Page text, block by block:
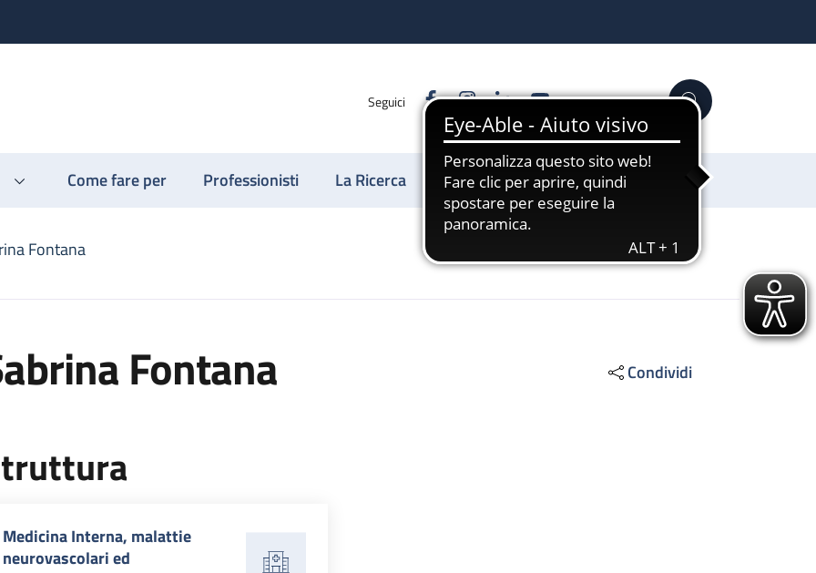
Seguici FacebookInstagram
LinkedinYouTube Cerca
Come fare per Professionisti La Ricerca Sostienici
Fontana
Fontana Condividi
Medicina Interna, malattie
neurovascolari ed